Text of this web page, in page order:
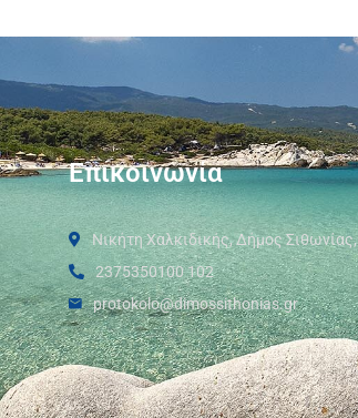
Επικοινωνία
Νικήτη Χαλκιδικής, Δήμος
2375350100 102
protokolo@dimossithonias.gr